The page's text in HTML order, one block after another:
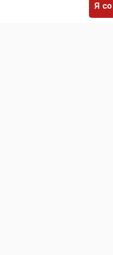
Он не уточнил, о
Я